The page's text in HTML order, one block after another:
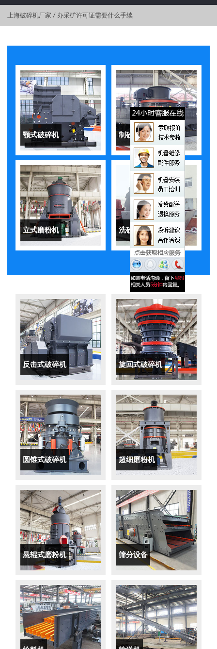
上海破碎机厂家 / 办采矿许可证需要什么手续
颚式破碎机 制砂机
立式磨粉机 洗砂机
反击式破碎机 旋回式破碎机
圆锥式破碎机 超细磨粉机
悬辊式磨粉机 筛分设备